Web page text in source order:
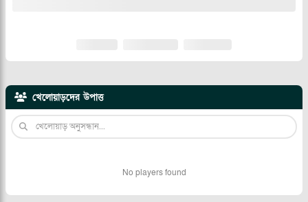
খেলোয়াড়দের উপাত্ত
No players found